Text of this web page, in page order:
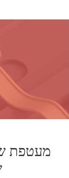
מעטפת